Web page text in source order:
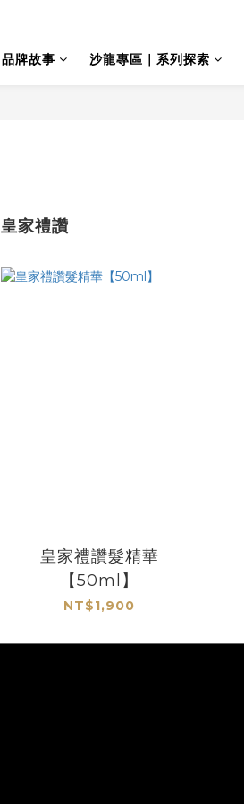
品牌故事 沙龍專區｜系列探索
皇家禮讚
皇家禮讚髮精華
【50ml】
NT$1,900